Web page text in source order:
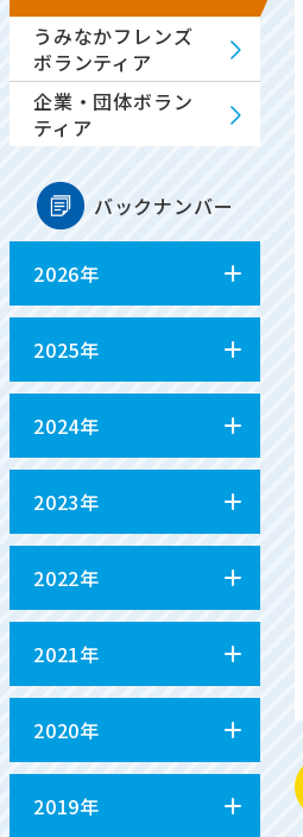
うみなかフレンズ
ボランティア
企業・団体ボラン
ティア
バックナンバー
2026年
2025年
2024年
2023年
2022年
2021年
2020年
2019年